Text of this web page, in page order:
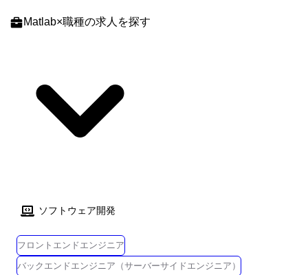
ぎ、企業の利益を守る、取引管理サービス ・データ基盤/統合領域:企業
解消、グローバル展開など、大きな技術課題・組織課題に取り組むフェ
ーズにあります。 具体的な業務 テックリード/アーキテクトとしてプロ
ダクト価値を最速かつ高品質で届けるための技術戦略・アーキテクチャ
ー設計・基盤改善をリードします。 新機能開発から長期的な技術課題解
の可視化と解消、将来を見据えたアーキテクチャー最適化 ・各チームへ
横断の技術課題の発見と解決、技術スタック選定のリード ・パフォーマ
ンス改善、マイクロサービス化、機械学習/LLM 活用基盤の整備などの
推進 ・中長期視点での技術戦略立案および重要な技術意思決定 ・エンジ
Matlab×職種の求人を探す
ソフトウェア開発
フロントエンドエンジニア
バックエンドエンジニア（サーバーサイドエンジニア）